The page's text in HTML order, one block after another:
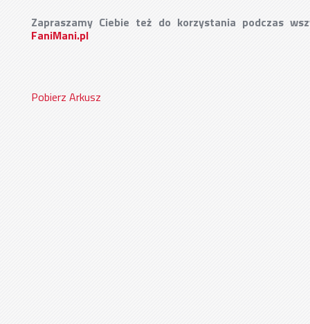
Zapraszamy Ciebie też do korzystania podczas
FaniMani.pl
Pobierz Arkusz